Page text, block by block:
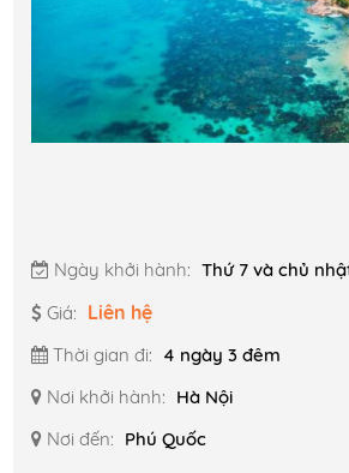
Ngày khởi hành: Thứ 7 và chủ
Giá: Liên hệ
Thời gian đi: 4 ngày 3 đêm
Nơi khởi hành: Hà Nội
Nơi đến: Phú Quốc